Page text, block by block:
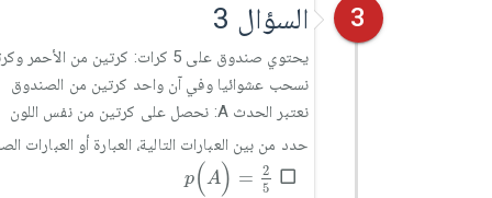
3 السؤال 3
يحتوي صندوق على 5 كرات: كرتين من الأحمر وكرتين من الأخضر وكرة بيضاء
نسحب عشوائيا وفي آن واحد كرتين من الصندوق
نعتبر الحدث A: نحصل على كرتين من نفس اللون
حدد من بين العبارات التالية، العبارة أو العبارات
p(A) =
2
5
(A = 25